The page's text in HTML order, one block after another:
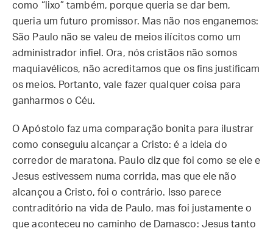
como “lixo” também, porque queria se dar bem,
queria um futuro promissor. Mas não nos enganemos:
São Paulo não se valeu de meios ilícitos como um
administrador infiel. Ora, nós cristãos não somos
maquiavélicos, não acreditamos que os fins justificam
os meios. Portanto, vale fazer qualquer coisa para
ganharmos o Céu.
O Apóstolo faz uma comparação bonita para ilustrar
como conseguiu alcançar a Cristo: é a ideia do
corredor de maratona. Paulo diz que foi como se ele e
Jesus estivessem numa corrida, mas que ele não
alcançou a Cristo, foi o contrário. Isso parece
contraditório na vida de Paulo, mas foi justamente o
que aconteceu no caminho de Damasco: Jesus tanto